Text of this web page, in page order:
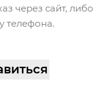
через сайт, либо
телефона.